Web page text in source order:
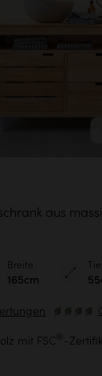
aus
mit FSC
-
Breite
165cm